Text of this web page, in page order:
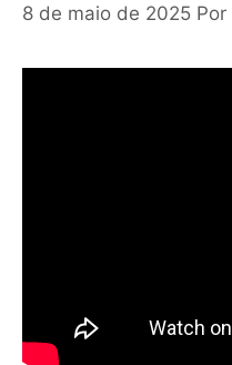
8 de maio de 2025 Por